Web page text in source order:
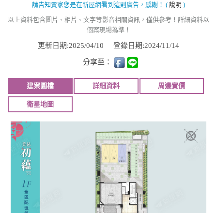
請告知賣家您是在新屋網看到這則廣告，感謝！ ( 說明 )
以上資料包含圖片、相片、文字等影音相關資訊，僅供參考！詳細資料以
個案現場為準！
更新日期:2025/04/10 登錄日期:2024/11/14
分享至：
建案圖檔 詳細資料 周邊實價
衛星地圖